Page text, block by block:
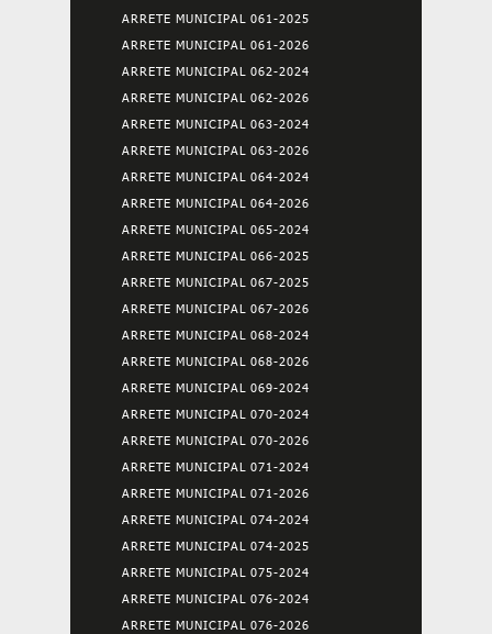
ARRETE MUNICIPAL 061-2025
ARRETE MUNICIPAL 061-2026
ARRETE MUNICIPAL 062-2024
ARRETE MUNICIPAL 062-2026
ARRETE MUNICIPAL 063-2024
ARRETE MUNICIPAL 063-2026
ARRETE MUNICIPAL 064-2024
ARRETE MUNICIPAL 064-2026
ARRETE MUNICIPAL 065-2024
ARRETE MUNICIPAL 066-2025
ARRETE MUNICIPAL 067-2025
ARRETE MUNICIPAL 067-2026
ARRETE MUNICIPAL 068-2024
ARRETE MUNICIPAL 068-2026
ARRETE MUNICIPAL 069-2024
ARRETE MUNICIPAL 070-2024
ARRETE MUNICIPAL 070-2026
ARRETE MUNICIPAL 071-2024
ARRETE MUNICIPAL 071-2026
ARRETE MUNICIPAL 074-2024
ARRETE MUNICIPAL 074-2025
ARRETE MUNICIPAL 075-2024
ARRETE MUNICIPAL 076-2024
ARRETE MUNICIPAL 076-2026